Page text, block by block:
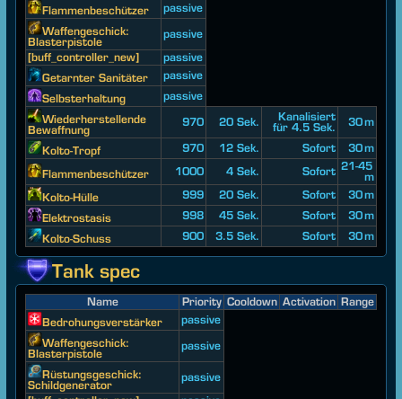
Flammenbeschützer
passive
Waffengeschick:
Blasterpistole
passive
[buff_controller_new]
passive
Getarnter Sanitäter
passive
Selbsterhaltung
passive
Wiederherstellende
Bewaffnung
970 20 Sek.
Kanalisiert
für 4.5 Sek.
30 m
Kolto-Tropf 970 12 Sek. Sofort
30 m
Flammenbeschützer
1000 4 Sek. Sofort 21-45
m
Kolto-Hülle
999 20 Sek. Sofort
30 m
Elektrostasis
998 45 Sek. Sofort
30 m
Kolto-Schuss
900 3.5 Sek. Sofort 30 m
Tank spec
Name Priority Cooldown Activation Range
Bedrohungsverstärker
passive
Waffengeschick:
Blasterpistole
passive
Rüstungsgeschick:
Schildgenerator
passive